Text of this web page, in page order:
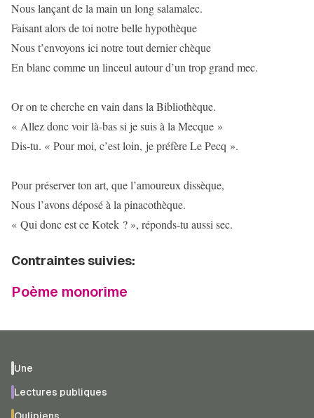
Nous lançant de la main un long salamalec.
Faisant alors de toi notre belle hypothèque
Nous t’envoyons ici notre tout dernier chèque
En blanc comme un linceul autour d’un trop grand mec.
Or on te cherche en vain dans la Bibliothèque.
« Allez donc voir là-bas si je suis à la Mecque »
Dis-tu. « Pour moi, c’est loin, je préfère Le Pecq ».
Pour préserver ton art, que l’amoureux dissèque,
Nous l’avons déposé à la pinacothèque.
« Qui donc est ce Kotek ? », réponds-tu aussi sec.
Contraintes suivies:
Poème monorime
Une
Lectures publiques